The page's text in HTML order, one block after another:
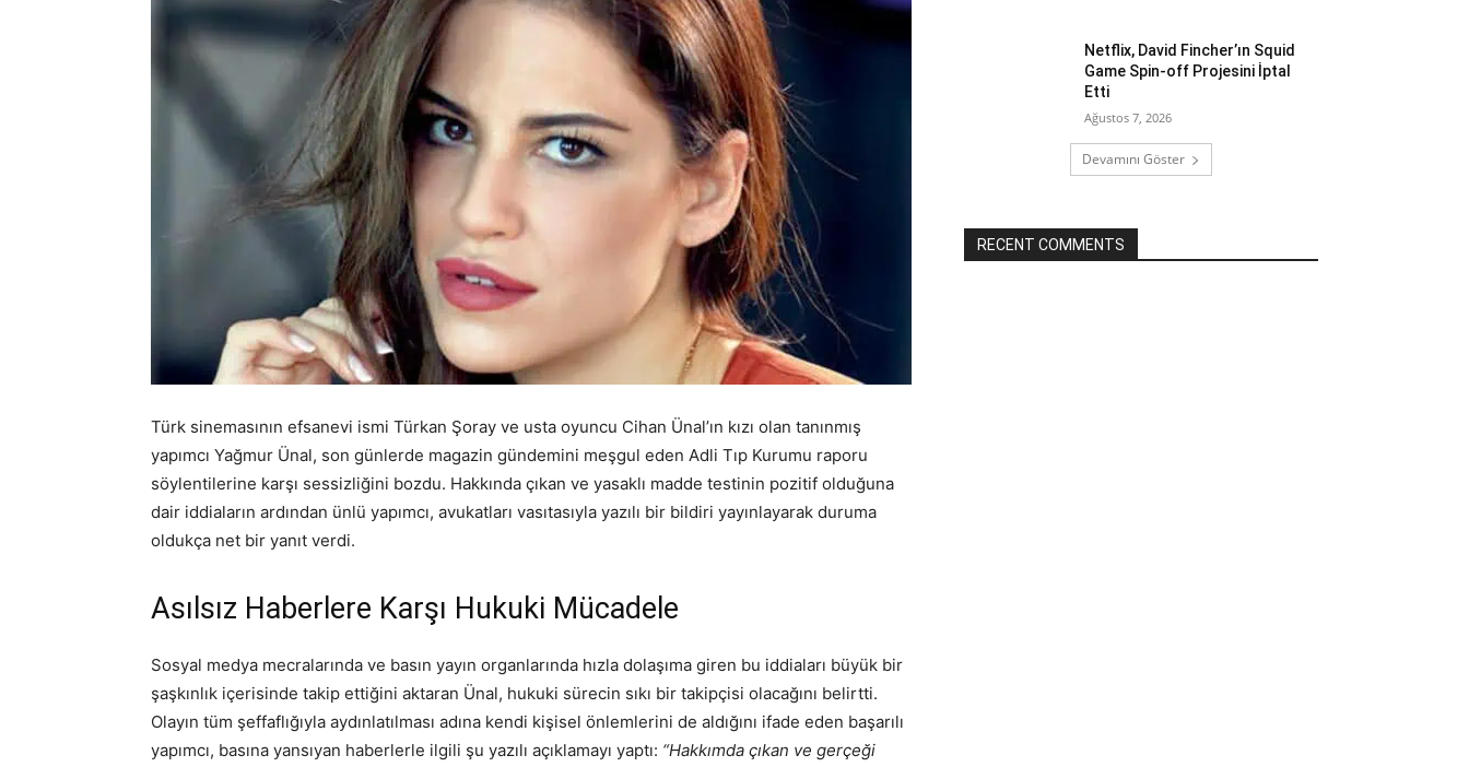
Türk sinemasının efsanevi ismi Türkan Şoray ve usta oyuncu Cihan Ünal’ın kızı olan tanınmış
yapımcı Yağmur Ünal, son günlerde magazin gündemini meşgul eden Adli Tıp Kurumu raporu
söylentilerine karşı sessizliğini bozdu. Hakkında çıkan ve yasaklı madde testinin pozitif olduğuna
dair iddiaların ardından ünlü yapımcı, avukatları vasıtasıyla yazılı bir bildiri yayınlayarak duruma
oldukça net bir yanıt verdi.
Asılsız Haberlere Karşı Hukuki Mücadele
Sosyal medya mecralarında ve basın yayın organlarında hızla dolaşıma giren bu iddiaları büyük bir
şaşkınlık içerisinde takip ettiğini aktaran Ünal, hukuki sürecin sıkı bir takipçisi olacağını belirtti.
Olayın tüm şeffaflığıyla aydınlatılması adına kendi kişisel önlemlerini de aldığını ifade eden başarılı
yapımcı, basına yansıyan haberlerle ilgili şu yazılı açıklamayı yaptı: “Hakkımda çıkan ve gerçeği
Netflix, David Fincher’ın Squid
Game Spin-off Projesini İptal
Etti
Ağustos 7, 2026
Devamını Göster
RECENT COMMENTS